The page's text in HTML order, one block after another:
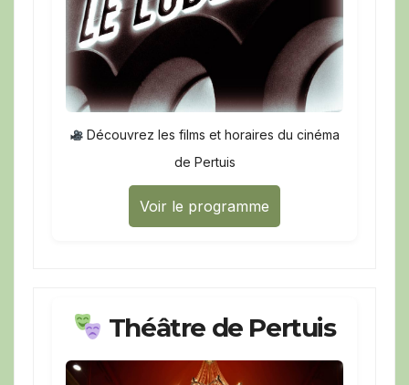
Découvrez les films et horaires du cinéma
de Pertuis
Voir le programme
Théâtre de Pertuis